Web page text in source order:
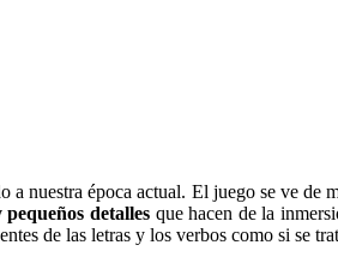
nuestra época actual. El juego se ve
pequeños detallesque hacen de la
de las letras y los verbos como si se